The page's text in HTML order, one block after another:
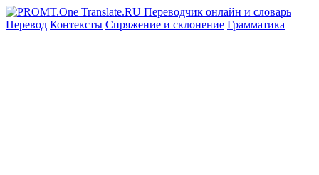
Перевод Контексты Спряжение и склонение Грамматика